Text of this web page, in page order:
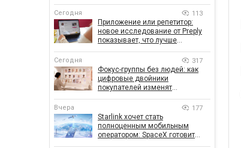
Сегодня 113
Приложение или репетитор:
новое исследование от Preply
показывает, что лучше
Сегодня 317
Фокус-группы без людей: как
цифровые двойники
покупателей изменят
Вчера 177
Starlink хочет стать
полноценным мобильным
оператором: SpaceX готовит